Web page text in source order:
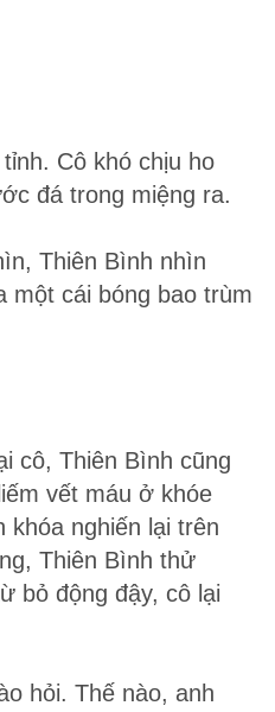
Cô khó chịu ho
đá trong miệng ra.
Thiên Bình nhìn
một cái bóng bao trùm
cô, Thiên Bình cũng
vết máu ở khóe
khóa nghiến lại trên
Thiên Bình thử
bỏ động đậy, cô lại
hỏi. Thế nào, anh